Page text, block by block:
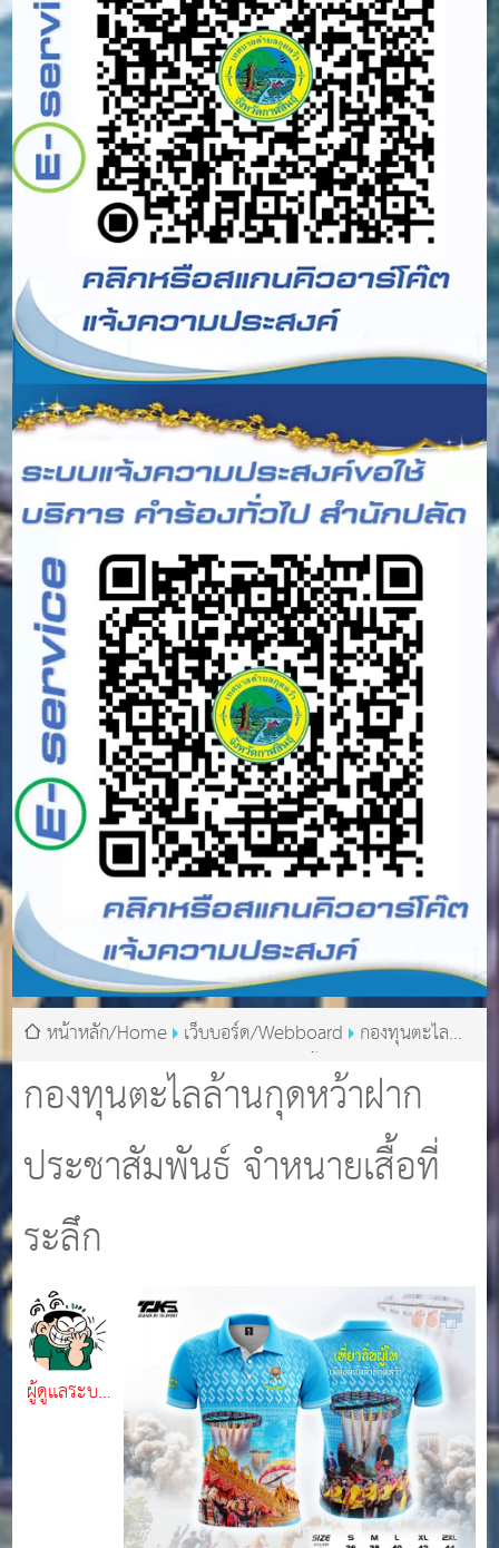
กองทุนตะไลล้านกุดหว้าฝาก
ประชาสัมพันธ์ จำหนายเสื้อที่
ระลึก
หน้าหลัก/Home เว็บบอร์ด/Webboard กองทุนตะไล
ล้านกุดหว้าฝากประชาสัมพันธ์ จำหนายเสื้อที่ระลึก
ผู้ดูแลระบบ